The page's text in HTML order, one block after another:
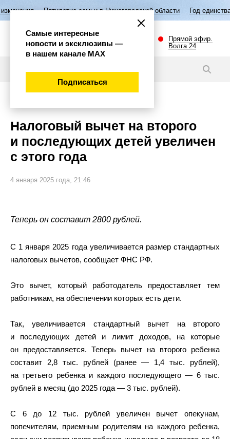
семьи в Нижегородской области Год единства народов России
Прямой эфир.
Волга 24
Налоговый вычет на второго
и последующих детей увеличен
с этого года
4 января 2025 года, 21:46
Теперь он составит 2800 рублей.
С 1 января 2025 года увеличивается размер стандартных
налоговых вычетов, сообщает ФНС РФ.
Это вычет, который работодатель предоставляет тем
работникам, на обеспечении которых есть дети.
Так, увеличивается стандартный вычет на второго
и последующих детей и лимит доходов, на которые
он предоставляется. Теперь вычет на второго ребенка
составит 2,8 тыс. рублей (ранее — 1,4 тыс. рублей),
на третьего ребенка и каждого последующего — 6 тыс.
рублей в месяц (до 2025 года — 3 тыс. рублей).
С 6 до 12 тыс. рублей увеличен вычет опекунам,
попечителям, приемным родителям на каждого ребенка,
Самые интересные
новости и эксклюзивы —
в нашем канале МАХ
Подписаться